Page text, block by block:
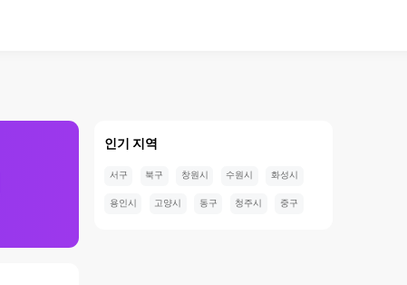
인기 지역
서구 북구 창원시 수원시 화성시
용인시 고양시 동구 청주시 중구